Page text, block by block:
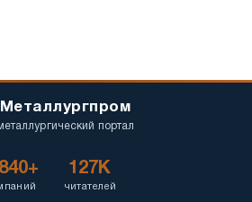
Металлургпром
портал
127K
читателей